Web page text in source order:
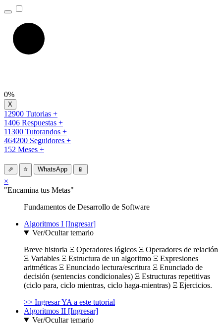
0%
12900 Tutorias +
1406 Respuestas +
11300 Tutorandos +
464200 Seguidores +
152 Meses +
⇗ ⭐ WhatsApp 📱
×
"Encamina tus Metas"
Fundamentos de Desarrollo de Software
Algoritmos I [Ingresar]
Ver/Ocultar temario
Breve historia Ξ Operadores lógicos Ξ Operadores de relación
Ξ Variables Ξ Estructura de un algoritmo Ξ Expresiones
aritméticas Ξ Enunciado lectura/escritura Ξ Enunciado de
decisión (sentencias condicionales) Ξ Estructuras repetitivas
(ciclo para, ciclo mientras, ciclo haga-mientras) Ξ Ejercicios.
>> Ingresar YA a este tutorial
Algoritmos II [Ingresar]
Ver/Ocultar temario